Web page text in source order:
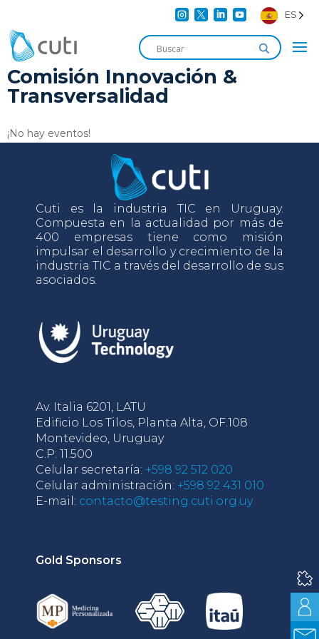
    ES
Comisión Innovación &
Transversalidad
¡No hay eventos!
Cuti es la industria TIC en Uruguay.
Compuesta en la actualidad por más de
400 empresas tiene como misión
impulsar el desarrollo y crecimiento de la
industria TIC a través del desarrollo de sus
asociados.
Av. Italia 6201, LATU
Edificio Los Tilos, Planta Alta, OF.108
Montevideo, Uruguay
C.P: 11.500
Celular secretaría: +598 92 512 020
Celular administración: +598 92 431 010
E-mail: contacto@testing.cuti.org.uy
Gold Sponsors